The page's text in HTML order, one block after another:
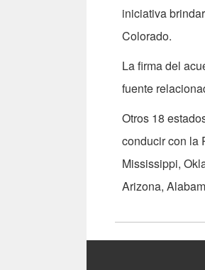
iniciativa
Colorado.
La firma del
fuente
Otros 18
conducir con la
Mississippi,
Arizona,